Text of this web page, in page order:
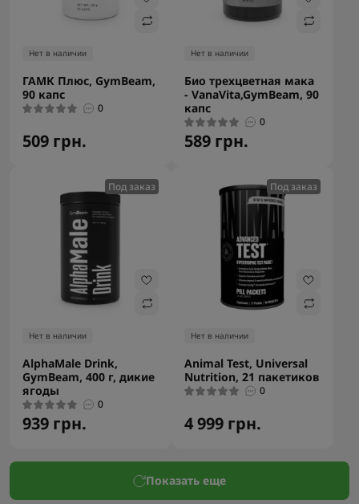
Нет в наличии
ГАМК Плюс, GymBeam,
90 капс
0
509 грн.
Нет в наличии
Био трехцветная мака
- VanaVita,GymBeam, 90
капс
0
589 грн.
Под заказ
Нет в наличии
AlphaMale Drink,
GymBeam, 400 г, дикие
ягоды
0
939 грн.
Под заказ
Нет в наличии
Animal Test, Universal
Nutrition, 21 пакетиков
0
4 999 грн.
Показать еще